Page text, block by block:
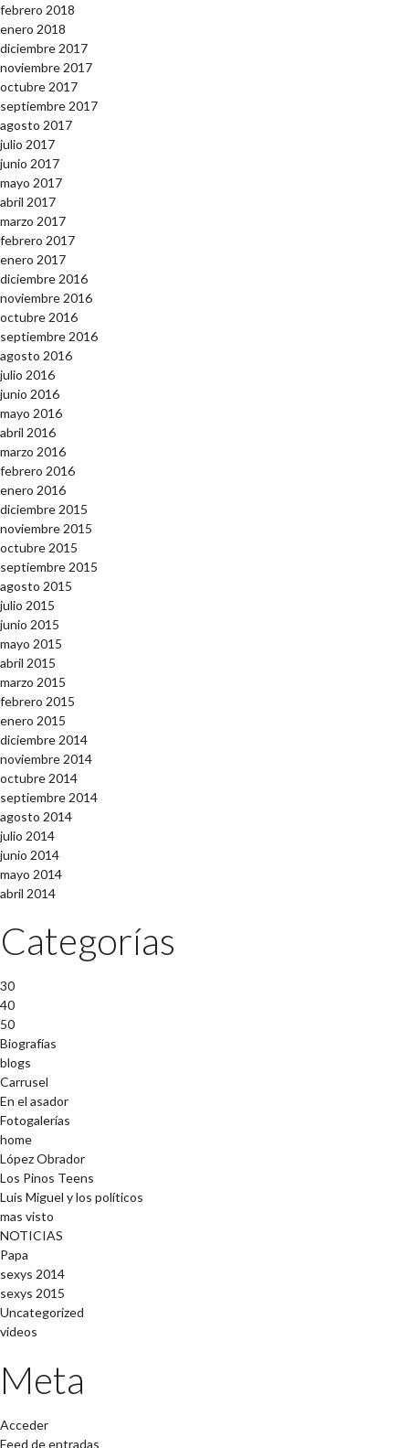
febrero 2018
enero 2018
diciembre 2017
noviembre 2017
octubre 2017
septiembre 2017
agosto 2017
julio 2017
junio 2017
mayo 2017
abril 2017
marzo 2017
febrero 2017
enero 2017
diciembre 2016
noviembre 2016
octubre 2016
septiembre 2016
agosto 2016
julio 2016
junio 2016
mayo 2016
abril 2016
marzo 2016
febrero 2016
enero 2016
diciembre 2015
noviembre 2015
octubre 2015
septiembre 2015
agosto 2015
julio 2015
junio 2015
mayo 2015
abril 2015
marzo 2015
febrero 2015
enero 2015
diciembre 2014
noviembre 2014
octubre 2014
septiembre 2014
agosto 2014
julio 2014
junio 2014
mayo 2014
abril 2014
Categorías
30
40
50
Biografías
blogs
Carrusel
En el asador
Fotogalerías
home
López Obrador
Los Pinos Teens
Luis Miguel y los políticos
mas visto
NOTICIAS
Papa
sexys 2014
sexys 2015
Uncategorized
videos
Meta
Acceder
Feed de entradas